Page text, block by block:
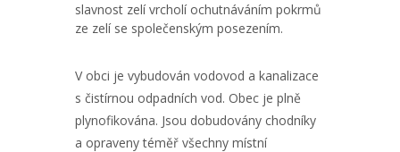
slavnost zelí vrcholí ochutnáváním pokrmů
ze zelí se společenským posezením.
V obci je vybudován vodovod a kanalizace
s čistírnou odpadních vod. Obec je plně
plynofikována. Jsou dobudovány chodníky
a opraveny téměř všechny místní